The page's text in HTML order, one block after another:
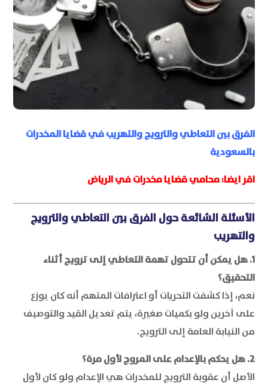
الفرق بين التعاطي والترويج والتهريب في قضايا المخدرات
بالسعودية
اقر ايضا:محامي قضايا مخدرات في الرياض
الأسئلة الشائعة حول الفرق بين التعاطي والترويج
والتهريب
1. هل يمكن أن تتحول تهمة التعاطي إلى ترويج أثناء
التحقيق؟
نعم، إذا كشفت التحريات أو اعترافات المتهم أنه كان يوزع
على آخرين ولو بكميات صغيرة، يتم تعديل القيد والتوصيف
من النيابة العامة إلى الترويج.
2. هل يحكم بالإعدام على المروج لأول مرة؟
الأصل أن عقوبة الترويج للمخدرات هي الإعدام ولو كان لأول